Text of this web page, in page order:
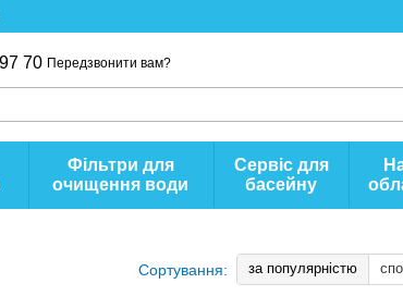
70 Передзвонити вам?
Фільтри для
очищення води
Сервіс для
басейну
Сортування: за популярністю